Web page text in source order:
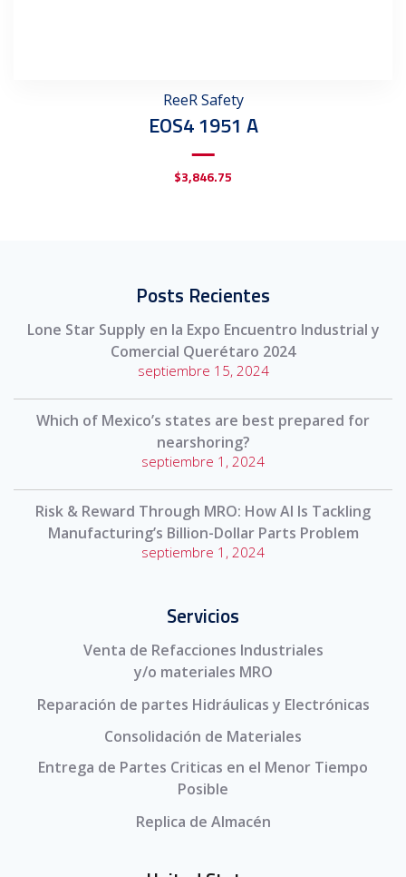
ReeR Safety
EOS4 1951 A
$3,846.75
Posts Recientes
Lone Star Supply en la Expo Encuentro Industrial y
Comercial Querétaro 2024
septiembre 15, 2024
Which of Mexico’s states are best prepared for
nearshoring?
septiembre 1, 2024
Risk & Reward Through MRO: How AI Is Tackling
Manufacturing’s Billion-Dollar Parts Problem
septiembre 1, 2024
Servicios
Venta de Refacciones Industriales
y/o materiales MRO
Reparación de partes Hidráulicas y Electrónicas
Consolidación de Materiales
Entrega de Partes Criticas en el Menor Tiempo
Posible
Replica de Almacén